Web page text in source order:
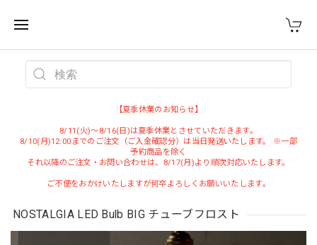
【夏季休業のお知らせ】
8/11(火)～8/16(日)は夏季休業とさせていただきます。
8/10(月)12:00までのご注文（ご入金確認分）は当日発送いたします。 ※一部
予約商品を除く
それ以降のご注文・お問い合わせは、8/17(月)より順次対応いたします。
ご不便をおかけいたしますが何卒よろしくお願いいたします。
NOSTALGIA LED Bulb BIG チューブフロスト